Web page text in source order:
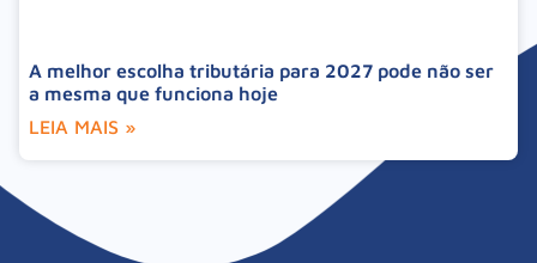
A melhor escolha tributária para 2027 pode não ser
a mesma que funciona hoje
LEIA MAIS »